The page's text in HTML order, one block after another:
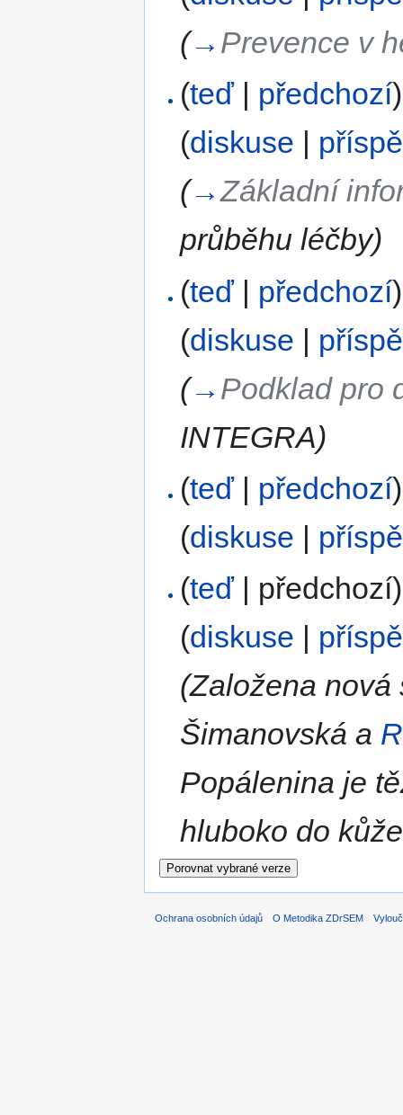
(→ Prevence v
(teď| předchozí)
(diskuse |
(→Základní
průběhu léčby)
(teď| předchozí)
(diskuse |
(→ Podklad pro
INTEGRA)
(teď| předchozí)
(diskuse |
(teď| předchozí)
(diskuse
(Založena nová
Šimanovská a
Popálenina je
hluboko do
Ochrana osobních údajů O Metodika ZDrSEM